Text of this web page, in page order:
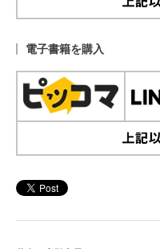
電子書籍を購入